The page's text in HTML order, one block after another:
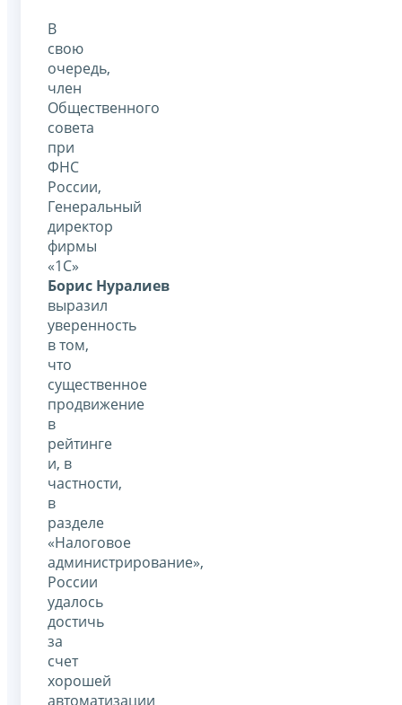
В
свою
очередь,
член
Общественного
совета
при
ФНС
России,
Генеральный
директор
фирмы
«1С»
Борис Нуралиев
выразил
уверенность
в том,
что
существенное
продвижение
в
рейтинге
и, в
частности,
в
разделе
«Налоговое
администрирование»,
России
удалось
достичь
за
счет
хорошей
автоматизации